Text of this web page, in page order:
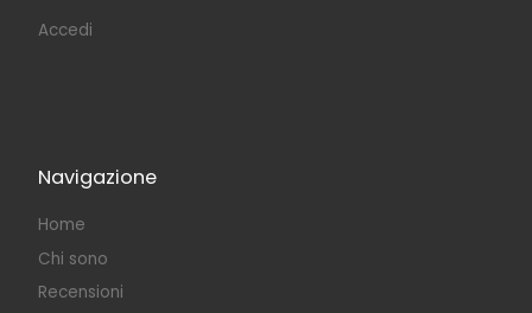
Accedi
Navigazione
Home
Chi sono
Recensioni